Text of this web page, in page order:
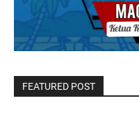
FEATURED POST